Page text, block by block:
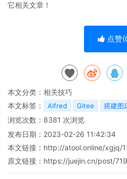
它相关文章！
点赞(
本文分类： 相关技巧
本文标签：
Alfred Gitee 搭建图
浏览次数： 8381 次浏览
发布日期：2023-02-26 11:42:34
本文链接： http://atool.online/xgjq/
原文链接：https://juejin.cn/post/